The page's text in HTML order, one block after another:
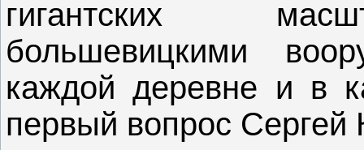
гигантских
большевицкими
каждой деревне и в
первый вопрос Сергей